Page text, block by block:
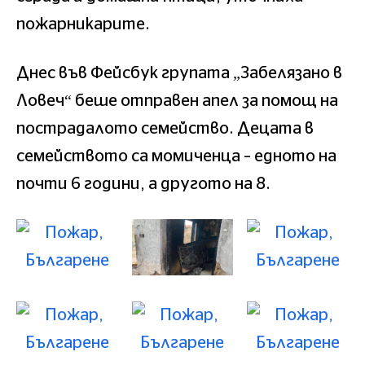
пожарникарите.
Днес във Фейсбук групата „Забелязано в
Ловеч“ беше отправен апел за помощ на
пострадалото семейство. Децата в
семейството са момиченца – едното на
почти 6 години, а другото на 8.